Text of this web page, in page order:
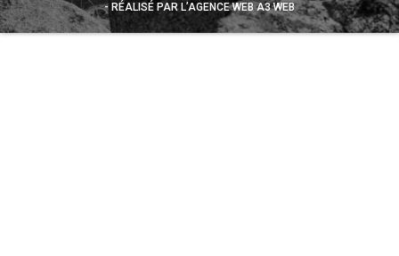
RÉALISÉ PAR L’AGENCE WEB A3 WEB